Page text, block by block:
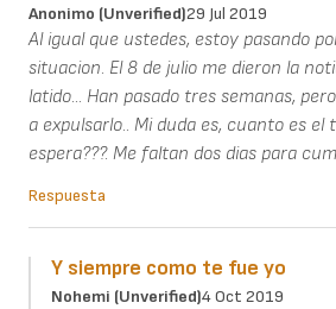
Anonimo (unverified)29 Jul 2019
Al igual que ustedes, estoy pasando
situacion. El 8 de julio me dieron la
latido... Han pasado tres semanas,
a expulsarlo.. Mi duda es, cuanto es el
espera???. Me faltan dos dias para
Respuesta
Y siempre como te fue yo
Nohemi (unverified)4 Oct 2019